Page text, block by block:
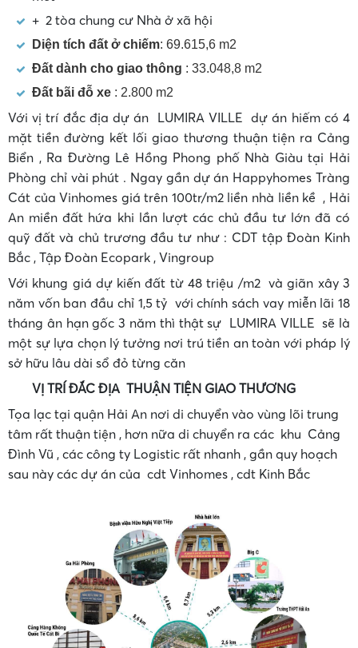
+ 2 tòa chung cư Nhà ở xã hội
Diện tích đất ở chiếm: 69.615,6 m2
Đất dành cho giao thông : 33.048,8 m2
Đất bãi đỗ xe : 2.800 m2
Với vị trí đắc địa dự án LUMIRA VILLE dự án hiếm có 4
mặt tiền đường kết lối giao thương thuận tiện ra Cảng
Biển , Ra Đường Lê Hồng Phong phố Nhà Giàu tại Hải
Phòng chỉ vài phút . Ngay gần dự án Happyhomes Tràng
Cát của Vinhomes giá trên 100tr/m2 liền nhà liền kề , Hải
An miền đất hứa khi lần lượt các chủ đầu tư lớn đã có
quỹ đất và chủ trương đầu tư như : CDT tập Đoàn Kinh
Bắc , Tập Đoàn Ecopark , Vingroup
Với khung giá dự kiến đất từ 48 triệu /m2 và giãn xây 3
năm vốn ban đầu chỉ 1,5 tỷ với chính sách vay miễn lãi 18
tháng ân hạn gốc 3 năm thì thật sự LUMIRA VILLE sẽ là
một sự lựa chọn lý tưởng nơi trú tiền an toàn với pháp lý
sở hữu lâu dài sổ đỏ từng căn
VỊ TRÍ ĐẮC ĐỊA THUẬN TIỆN GIAO THƯƠNG
Tọa lạc tại quận Hải An nơi di chuyển vào vùng lõi trung
tâm rất thuận tiện , hơn nữa di chuyển ra các khu Cảng
Đình Vũ , các công ty Logistic rất nhanh , gần quy hoạch
sau này các dự án của cdt Vinhomes , cdt Kinh Bắc